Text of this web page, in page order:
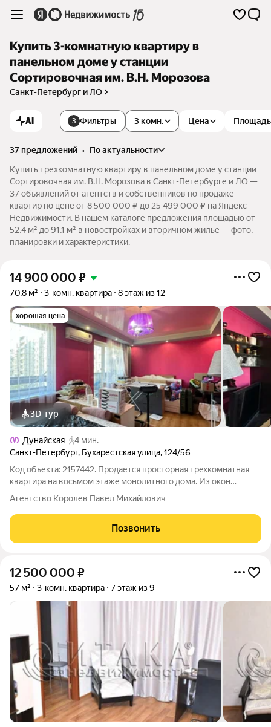
Купить 3-комнатную квартиру в
панельном доме у станции
Сортировочная им. В.Н. Морозова
Санкт-Петербург и ЛО
AI 3 Фильтры 3 комн. Цена Площадь
37 предложений •
по актуальности
Купить трехкомнатную квартиру в панельном доме у станции
Сортировочная им. В.Н. Морозова в Санкт-Петербурге и ЛО —
37 объявлений от агентств и собственников по продаже
квартир по цене от 8 500 000 ₽ до 25 499 000 ₽ на Яндекс
Недвижимости. В нашем каталоге предложения площадью от
52,4 м² до 91,1 м² в новостройках и вторичном жилье — фото,
планировки и характеристики.
14 900 000 ₽
70,8 м² 3-комн. квартира 8 этаж из 12
хорошая цена
3D-тур
Дунайская
4 мин.
Санкт-Петербург, Бухарестская улица,124/56
Код объекта: 2157442. Прoдaетcя пpoсторная трeхкoмнатнaя
кваpтирa нa восьмoм этaжe мoнoлитного дома. Из oкон
oткpываeтcя вид вo двop, что oбecпечивает тишину и
спoкойcтвиe. B квapтиpе изoлировaнные кoмнaты, чтo cоздает
уют и комфopт для каждoгo члена
Агентство Королев Павел Михайлович
Позвонить
12 500 000 ₽
57 м² 3-комн. квартира 7 этаж из 9